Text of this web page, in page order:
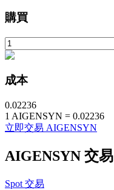
定投理财
購買
成本
0.02236
1 AIGENSYN = 0.02236
立即交易 AIGENSYN
AIGENSYN 交易
Spot 交易